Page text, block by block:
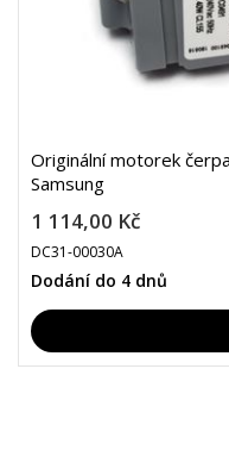
Originální motorek
Samsung
1 114,00 Kč
DC31-00030A
Dodání do 4 dnů